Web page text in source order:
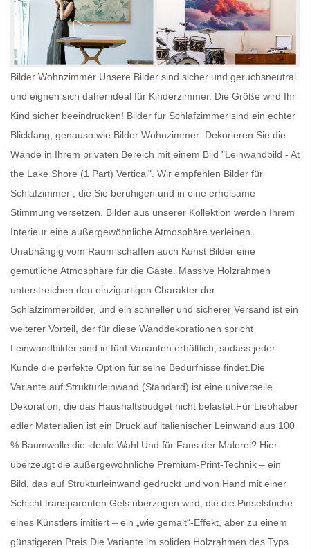
Bilder Wohnzimmer Unsere Bilder sind sicher und geruchsneutral
und eignen sich daher ideal für Kinderzimmer. Die Größe wird Ihr
Kind sicher beeindrucken! Bilder für Schlafzimmer sind ein echter
Blickfang, genauso wie Bilder Wohnzimmer . Dekorieren Sie die
Wände in Ihrem privaten Bereich mit einem Bild "Leinwandbild - At
the Lake Shore (1 Part) Vertical". Wir empfehlen Bilder für
Schlafzimmer , die Sie beruhigen und in eine erholsame
Stimmung versetzen. Bilder aus unserer Kollektion werden Ihrem
Interieur eine außergewöhnliche Atmosphäre verleihen.
Unabhängig vom Raum schaffen auch Kunst Bilder eine
gemütliche Atmosphäre für die Gäste. Massive Holzrahmen
unterstreichen den einzigartigen Charakter der
Schlafzimmerbilder, und ein schneller und sicherer Versand ist ein
weiterer Vorteil, der für diese Wanddekorationen spricht
Leinwandbilder sind in fünf Varianten erhältlich, sodass jeder
Kunde die perfekte Option für seine Bedürfnisse findet.Die
Variante auf Strukturleinwand (Standard) ist eine universelle
Dekoration, die das Haushaltsbudget nicht belastet.Für Liebhaber
edler Materialien ist ein Druck auf italienischer Leinwand aus 100
% Baumwolle die ideale Wahl.Und für Fans der Malerei? Hier
überzeugt die außergewöhnliche Premium-Print-Technik – ein
Bild, das auf Strukturleinwand gedruckt und von Hand mit einer
Schicht transparenten Gels überzogen wird, die die Pinselstriche
eines Künstlers imitiert – ein „wie gemalt“-Effekt, aber zu einem
günstigeren Preis.Die Variante im soliden Holzrahmen des Typs